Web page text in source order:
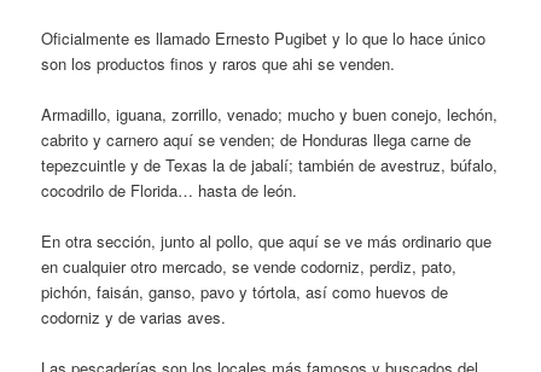
Oficialmente es llamado Ernesto Pugibet y lo que lo hace único
son los productos finos y raros que ahi se venden.
Armadillo, iguana, zorrillo, venado; mucho y buen conejo, lechón,
cabrito y carnero aquí se venden; de Honduras llega carne de
tepezcuintle y de Texas la de jabalí; también de avestruz, búfalo,
cocodrilo de Florida… hasta de león.
En otra sección, junto al pollo, que aquí se ve más ordinario que
en cualquier otro mercado, se vende codorniz, perdiz, pato,
pichón, faisán, ganso, pavo y tórtola, así como huevos de
codorniz y de varias aves.